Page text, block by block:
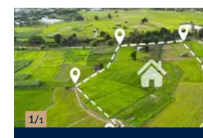
Chargement...
1/1